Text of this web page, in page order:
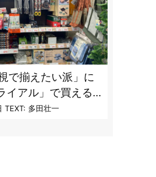
で揃えたい派」に
7品
TEXT: 多田壮一